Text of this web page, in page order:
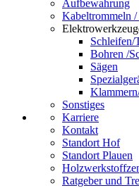
Aufbewahrung
Kabeltrommeln
Schleifen/
Bohren /
Sägen
Sonstiges
Karriere
Kontakt
Standort Hof
Standort Plauen
Ratgeber und